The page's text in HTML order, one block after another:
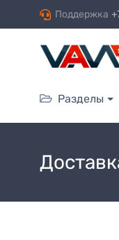
Поддержка
Разделы